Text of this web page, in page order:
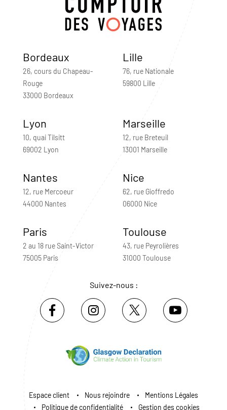
Bordeaux
26, cours du Chapeau-
Rouge
33000 Bordeaux
Lille
76, rue Nationale
59800 Lille
Lyon
10, quai Tilsitt
69002 Lyon
Marseille
12, rue Breteuil
13001 Marseille
Nantes
12, rue Mercoeur
44000 Nantes
Nice
62, rue Gioffredo
06000 Nice
Paris
2 au 18 rue Saint-Victor
75005 Paris
Toulouse
43, rue Peyrolières
31000 Toulouse
Suivez-nous :
Espace client Nous rejoindre
Mentions Légales
Politique de confidentialité
Gestion des cookies